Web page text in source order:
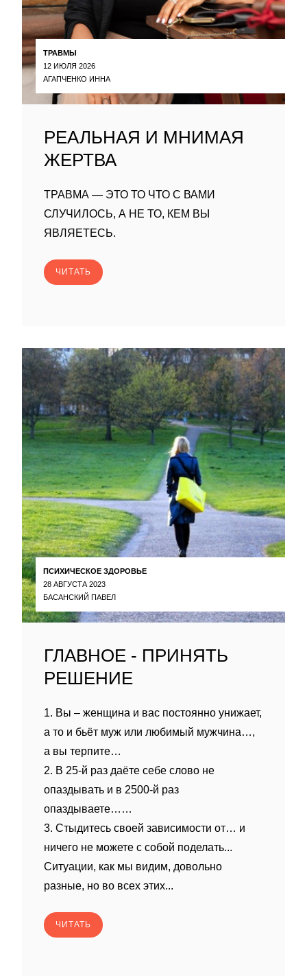
ТРАВМЫ
12 ИЮЛЯ 2026
АГАПЧЕНКО ИННА
РЕАЛЬНАЯ И МНИМАЯ
ЖЕРТВА
ТРАВМА — ЭТО ТО ЧТО С ВАМИ
СЛУЧИЛОСЬ, А НЕ ТО, КЕМ ВЫ
ЯВЛЯЕТЕСЬ.
ЧИТАТЬ
ПСИХИЧЕСКОЕ ЗДОРОВЬЕ
28 АВГУСТА 2023
БАСАНСКИЙ ПАВЕЛ
ГЛАВНОЕ - ПРИНЯТЬ
РЕШЕНИЕ
1. Вы – женщина и вас постоянно унижает,
а то и бьёт муж или любимый мужчина…,
а вы терпите…
2. В 25-й раз даёте себе слово не
опаздывать и в 2500-й раз
опаздываете……
3. Стыдитесь своей зависимости от… и
ничего не можете с собой поделать...
Ситуации, как мы видим, довольно
разные, но во всех этих...
ЧИТАТЬ